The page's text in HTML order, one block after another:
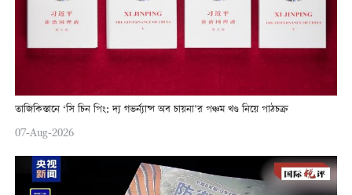
তাজিকিস্তানে ‘সি চিন পিং: দ্য গভর্ন্যান্স অব চায়না’র পঞ্চম খণ্ড নিয়ে পাঠচক্র
07-Aug-2026